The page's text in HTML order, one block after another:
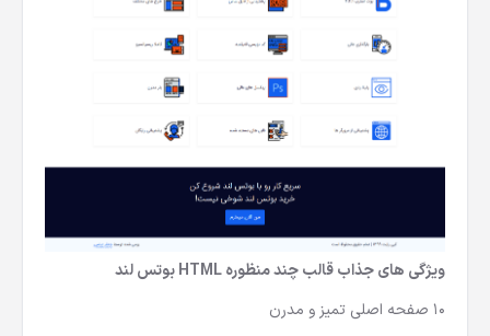
ویژگی های جذاب قالب چند منظوره HTML بوتس لند
10 صفحه اصلی تمیز و مدرن